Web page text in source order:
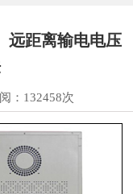
远距离输电电压
：132458次